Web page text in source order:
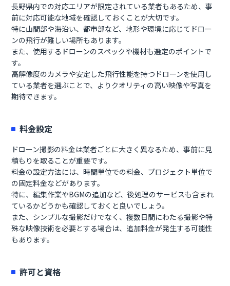
長野県内での対応エリアが限定されている業者もあるため、事
前に対応可能な地域を確認しておくことが大切です。
特に山間部や海沿い、都市部など、地形や環境に応じてドロー
ンの飛行が難しい場所もあります。
また、使用するドローンのスペックや機材も選定のポイントで
す。
高解像度のカメラや安定した飛行性能を持つドローンを使用し
ている業者を選ぶことで、よりクオリティの高い映像や写真を
期待できます。
料金設定
ドローン撮影の料金は業者ごとに大きく異なるため、事前に見
積もりを取ることが重要です。
料金の設定方法には、時間単位での料金、プロジェクト単位で
の固定料金などがあります。
特に、編集作業やBGMの追加など、後処理のサービスも含まれ
ているかどうかも確認しておくと良いでしょう。
また、シンプルな撮影だけでなく、複数日間にわたる撮影や特
殊な映像技術を必要とする場合は、追加料金が発生する可能性
もあります。
許可と資格